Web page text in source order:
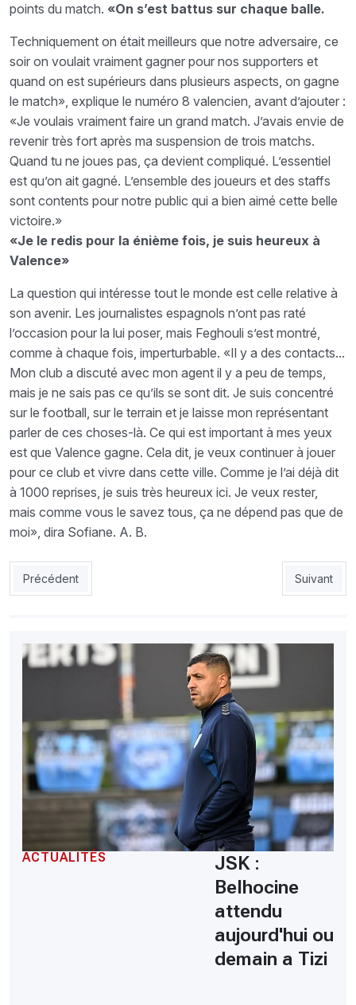
points du match. «On s’est battus sur chaque balle.
Techniquement on était meilleurs que notre adversaire, ce
soir on voulait vraiment gagner pour nos supporters et
quand on est supérieurs dans plusieurs aspects, on gagne
le match», explique le numéro 8 valencien, avant d’ajouter :
«Je voulais vraiment faire un grand match. J’avais envie de
revenir très fort après ma suspension de trois matchs.
Quand tu ne joues pas, ça devient compliqué. L’essentiel
est qu’on ait gagné. L’ensemble des joueurs et des staffs
sont contents pour notre public qui a bien aimé cette belle
victoire.»
«Je le redis pour la énième fois, je suis heureux à
Valence»
La question qui intéresse tout le monde est celle relative à
son avenir. Les journalistes espagnols n’ont pas raté
l’occasion pour la lui poser, mais Feghouli s’est montré,
comme à chaque fois, imperturbable. «Il y a des contacts...
Mon club a discuté avec mon agent il y a peu de temps,
mais je ne sais pas ce qu’ils se sont dit. Je suis concentré
sur le football, sur le terrain et je laisse mon représentant
parler de ces choses-là. Ce qui est important à mes yeux
est que Valence gagne. Cela dit, je veux continuer à jouer
pour ce club et vivre dans cette ville. Comme je l’ai déjà dit
à 1000 reprises, je suis très heureux ici. Je veux rester,
mais comme vous le savez tous, ça ne dépend pas que de
moi», dira Sofiane. A. B.
Article précédent : JSK : Un bon milieu de terrain et un
Précédent Article
Suivant
ACTUALITÉS
JSK :
Belhocine
attendu
aujourd'hui ou
demain a Tizi